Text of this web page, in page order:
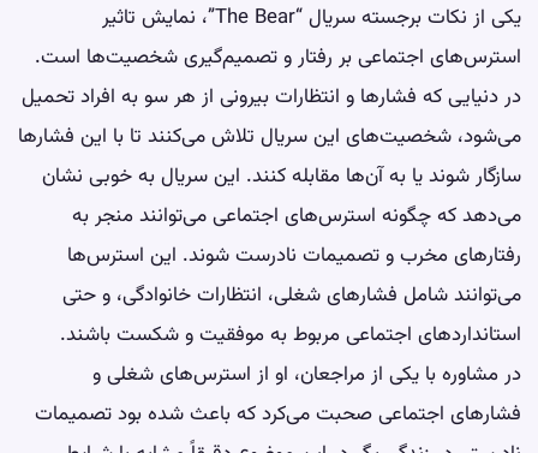
یکی از نکات برجسته سریال “The Bear”، نمایش تاثیر
استرس‌های اجتماعی بر رفتار و تصمیم‌گیری شخصیت‌ها است.
در دنیایی که فشارها و انتظارات بیرونی از هر سو به افراد تحمیل
می‌شود، شخصیت‌های این سریال تلاش می‌کنند تا با این فشارها
سازگار شوند یا به آن‌ها مقابله کنند. این سریال به خوبی نشان
می‌دهد که چگونه استرس‌های اجتماعی می‌توانند منجر به
رفتارهای مخرب و تصمیمات نادرست شوند. این استرس‌ها
می‌توانند شامل فشارهای شغلی، انتظارات خانوادگی، و حتی
استانداردهای اجتماعی مربوط به موفقیت و شکست باشند.
در مشاوره با یکی از مراجعان، او از استرس‌های شغلی و
فشارهای اجتماعی صحبت می‌کرد که باعث شده بود تصمیمات